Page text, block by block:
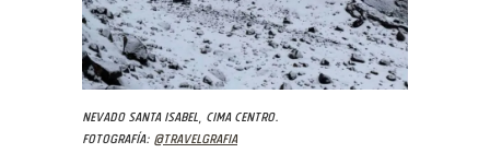
Nevado Santa Isabel, cima centro.
Fotografía: @travelgrafia